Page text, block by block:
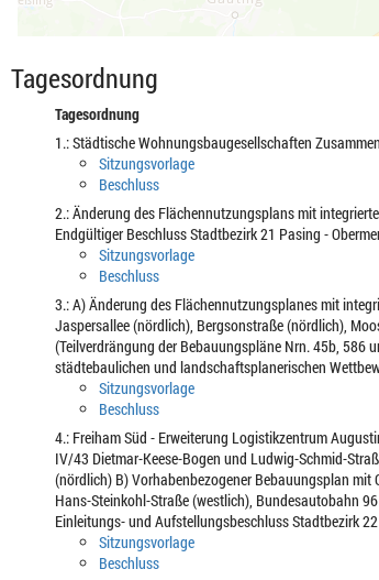
Tagesordnung
Tagesordnung
1.: Städtische Wohnungsbaugesellschaften
Sitzungsvorlage
Beschluss
2.: Änderung des Flächennutzungsplans mit
Endgültiger Beschluss Stadtbezirk 21 Pasing -
Sitzungsvorlage
Beschluss
3.: A) Änderung des Flächennutzungsplanes mit
Jaspersallee (nördlich), Bergsonstraße (nördlich),
(Teilverdrängung der Bebauungspläne Nrn. 45b, 586
städtebaulichen und landschaftsplanerischen
Sitzungsvorlage
Beschluss
4.: Freiham Süd - Erweiterung Logistikzentrum
IV/43 Dietmar-Keese-Bogen und Ludwig-Schmid-
(nördlich) B) Vorhabenbezogener Bebauungsplan mit
Hans-Steinkohl-Straße (westlich), Bundesautobahn
Einleitungs- und Aufstellungsbeschluss Stadtbezirk
Sitzungsvorlage
Beschluss